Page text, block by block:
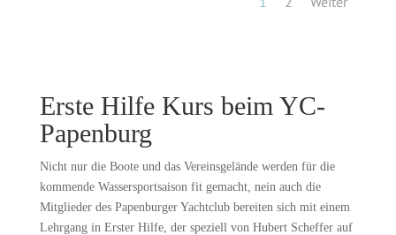
Erste Hilfe Kurs beim YC-
Papenburg
Nicht nur die Boote und das Vereinsgelände werden für die
kommende Wassersportsaison fit gemacht, nein auch die
Mitglieder des Papenburger Yachtclub bereiten sich mit einem
Lehrgang in Erster Hilfe, der speziell von Hubert Scheffer auf